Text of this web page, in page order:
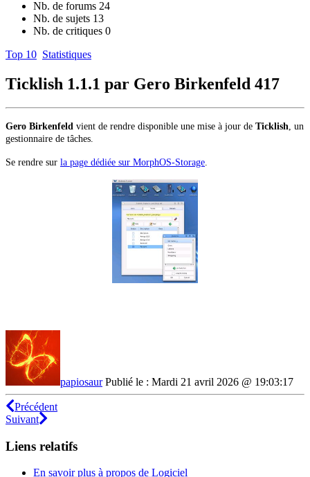
Nb. de forums 24
Nb. de sujets 13
Nb. de critiques 0
Top 10 Statistiques
Ticklish 1.1.1 par Gero Birkenfeld 417
Gero Birkenfeld vient de rendre disponible une mise à jour de Ticklish , un
gestionnaire de tâches.
Se rendre sur la page dédiée sur MorphOS-Storage
papiosaurPublié le : Mardi 21 avril 2026 @ 19:03:17
Précédent
Suivant
Liens relatifs
En savoir plus à propos de Logiciel